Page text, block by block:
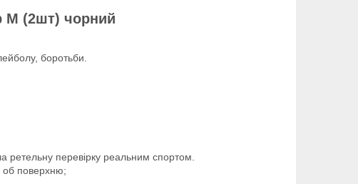
M (2шт) чорний
боротьби.
ретельну перевірку реальним спортом.
об поверхню;